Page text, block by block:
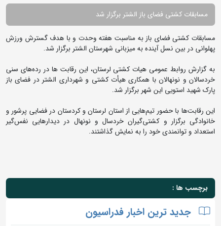
مسابقات کشتی فضای باز الشتر برگزار شد
مسابقات کشتی فضای باز به مناسبت هفته وحدت و با هدف گسترش ورزش
پهلوانی در بین نسل آینده به میزبانی شهرستان الشتر برگزار شد.
به گزارش روابط عمومی هیات کشتی لرستان، این رقابت ها در رده‌های سنی
خردسالان و نونهالان با همکاری هیأت کشتی و شهرداری الشتر در فضای باز
پارک شهید استویی این شهر برگزار شد.
این رقابت‌ها با حضور تیم‌هایی از استان لرستان و کردستان در فضایی پرشور و
خانوادگی برگزار و کشتی‌گیران خردسال و نونهال در دیدارهایی نفس‌گیر
استعداد و توانمندی خود را به نمایش گذاشتند.
برچسب ها :
جدید ترین اخبار فدراسیون